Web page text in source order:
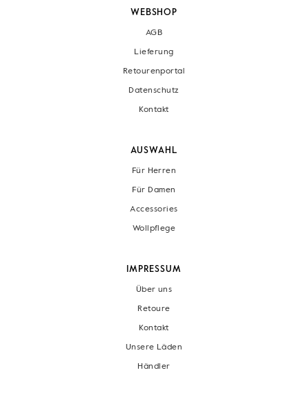
WEBSHOP
AGB
Lieferung
Retourenportal
Datenschutz
Kontakt
AUSWAHL
Für Herren
Für Damen
Accessories
Wollpflege
IMPRESSUM
Über uns
Retoure
Kontakt
Unsere Läden
Händler